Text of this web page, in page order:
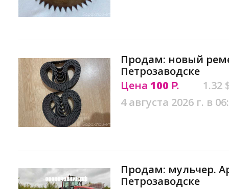
Продам: новый
Петрозаводске
Цена 100 Р.
1.32
4 августа 2026 г. в
Продам: мульчер.
Петрозаводске